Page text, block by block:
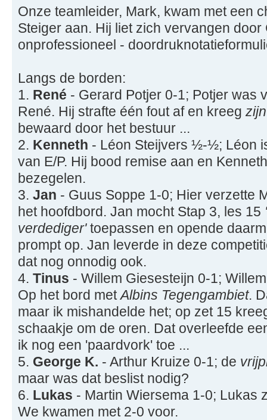
Onze teamleider, Mark, kwam met een
Steiger aan. Hij liet zich vervangen
onprofessioneel -
Langs de borden:
1. René - Gerard Potjer 0-1; Potjer was
René. Hij strafte één fout af en kreeg
bewaard door het bestuur ...
2. Kenneth - Léon Steijvers ½-½; Léon
van E/P. Hij bood remise aan en
bezegelen.
3. Jan - Guus Soppe 1-0; Hier verzette
het hoofdbord. Jan mocht Stap 3, les 15
verdediger'toepassen en opende
prompt op. Jan leverde in deze
dat nog onnodig ook.
4. Tinus - Willem Giesesteijn 0-1;
Op het bord metAlbins Tegengambiet.
maar ik mishandelde het; op zet 15
schaakje om de oren. Dat overleefde
ik nog een 'paardvork' toe ...
5. George K. - Arthur Kruize 0-1; de
maar was dat beslist nodig?
6. Lukas - Martin Wiersema 1-0; Lukas
We kwamen met 2-0 voor.